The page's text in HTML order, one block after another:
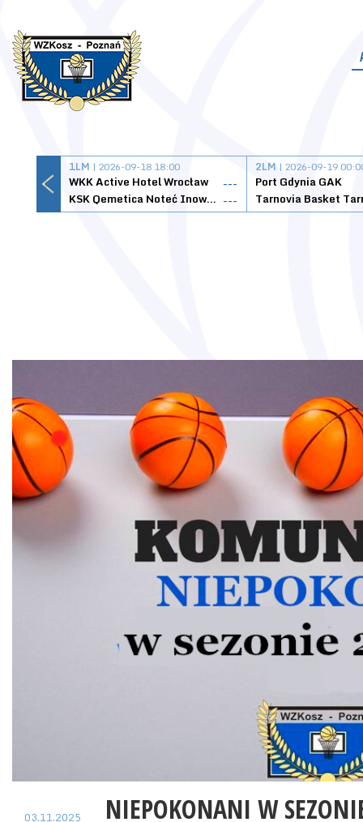
1LM | 2026-09-18 18:00
WKK Active Hotel Wrocław
---
KSK Qemetica Noteć Inowrocław ---
2LM | 2026-09-19
Port Gdynia GAK
03.11.2025
NIEPOKONANI W